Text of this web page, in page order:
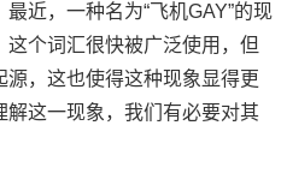
近，一种名为“飞机GAY”的现
个词汇很快被广泛使用，但
，这也使得这种现象显得更
这一现象，我们有必要对其